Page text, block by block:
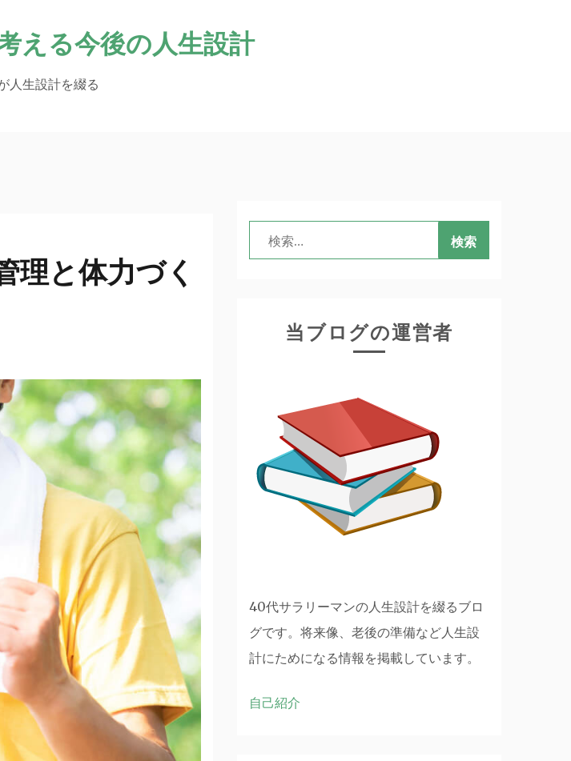
える今後の人生設計
人生設計を綴る
理と体力づく
索:
当ブログの運営者
40代サラリーマンの人生設計を綴るブロ
グです。将来像、老後の準備など人生設
計にためになる情報を掲載しています。
自己紹介